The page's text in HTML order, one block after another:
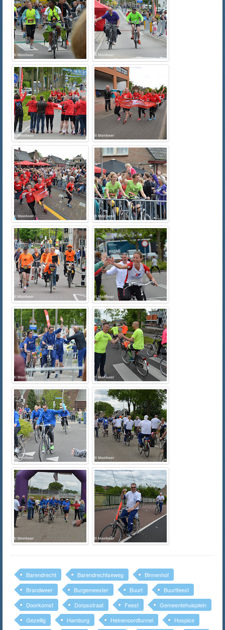
Barendrecht Barendrechtseweg
Binnenhof
Brandweer
Burgemeester Buurt
Buurtfeest
Doorkomst
Dorpsstraat Feest
Gemeentehuisplein
Gezellig
Hamburg Heinenoordtunnel
Hospice